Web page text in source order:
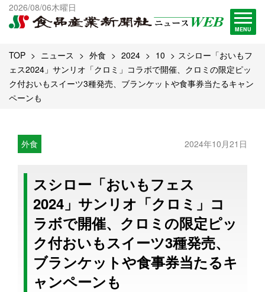
2026/08/06木曜日
MENU
出版物一覧へ
試読・購読申し込み
TOP ニュース 外食 2024 10
スシロー「おいもフ
ェス2024」サンリオ「クロミ」コラボで開催、クロミの限定ピッ
ク付おいもスイーツ3種発売、ブランケットや食事券当たるキャン
ペーンも
外食 2024年10月21日
スシロー「おいもフェス
2024」サンリオ「クロミ」コ
ラボで開催、クロミの限定ピッ
ク付おいもスイーツ3種発売、
ブランケットや食事券当たるキ
ャンペーンも